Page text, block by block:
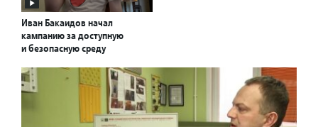
Иван Бакаидов начал
кампанию за доступную
и безопасную среду